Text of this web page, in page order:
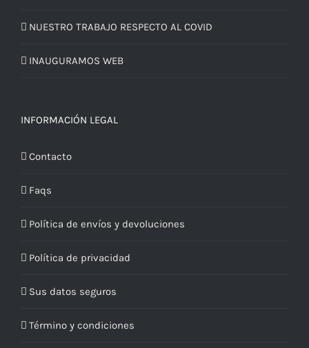
NUESTRO TRABAJO RESPECTO AL COVID
INAUGURAMOS WEB
INFORMACIÓN LEGAL
Contacto
Faqs
Política de envíos y devoluciones
Política de privacidad
Sus datos seguros
Término y condiciones